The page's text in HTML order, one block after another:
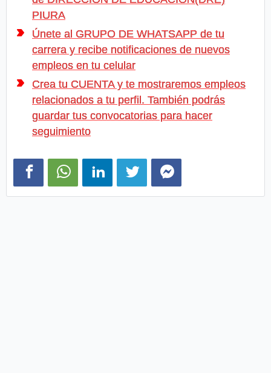
PIURA
Únete al GRUPO DE WHATSAPP de tu
carrera y recibe notificaciones de nuevos
empleos en tu celular
Crea tu CUENTA y te mostraremos empleos
relacionados a tu perfil. También podrás
guardar tus convocatorias para hacer
seguimiento